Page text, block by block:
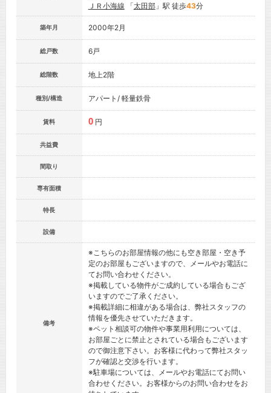
ＪＲ小海線 「太田部」駅 徒歩43分
築年月 2000年2月
総戸数 6戸
総階数 地上2階
種別/構造 アパート/ 軽量鉄骨
賃料 0 円
共益費
間取り
専有面積
特長
設備
備考
※こちらのお部屋情報の他にも空き部屋・空き予
定のお部屋もございますので、メールやお電話に
てお問い合わせください。
※掲載している物件がご成約している場合もござ
いますのでご了承ください。
※掲載詳細に相違がある場合は、弊社スタッフの
情報を優先させていただきます。
※ペット相談可の物件や事業用利用については、
お部屋ごとに禁止とされている場合もございます
ので御注意下さい。お客様に代わって弊社スタッ
フが確認と交渉を行います。
※駐車場については、メールやお電話にてお問い
合わせください。お客様からのお問い合わせをお